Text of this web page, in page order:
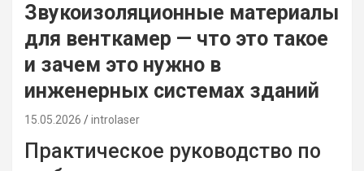
Звукоизоляционные материалы
для венткамер — что это такое
и зачем это нужно в
инженерных системах зданий
15.05.2026 introlaser
Практическое руководство по